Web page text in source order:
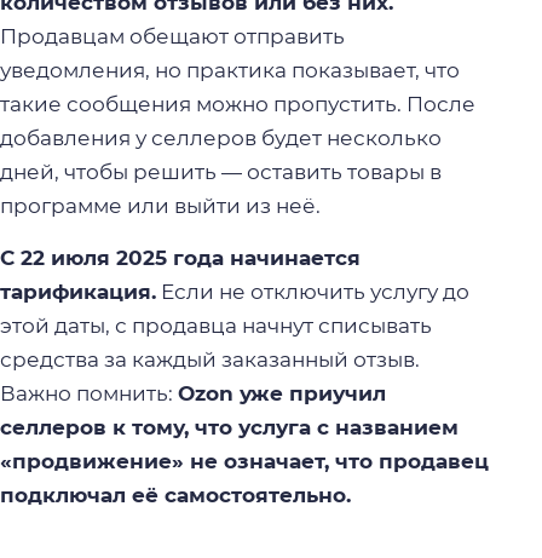
Продавцам обещают отправить
уведомления, но практика показывает, что
такие сообщения можно пропустить. После
добавления у селлеров будет несколько
дней, чтобы решить — оставить товары в
программе или выйти из неё.
С 22 июля 2025 года начинается
тарификация. Если не отключить услугу до
этой даты, с продавца начнут списывать
средства за каждый заказанный отзыв.
Важно помнить: Ozon уже приучил
селлеров к тому, что услуга с названием
«продвижение» не означает, что продавец
подключал её самостоятельно.